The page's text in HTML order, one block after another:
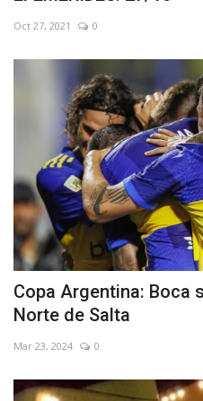
Oct 27, 2021 0
Copa Argentina: Boca
Norte de Salta
Mar 23, 2024 0